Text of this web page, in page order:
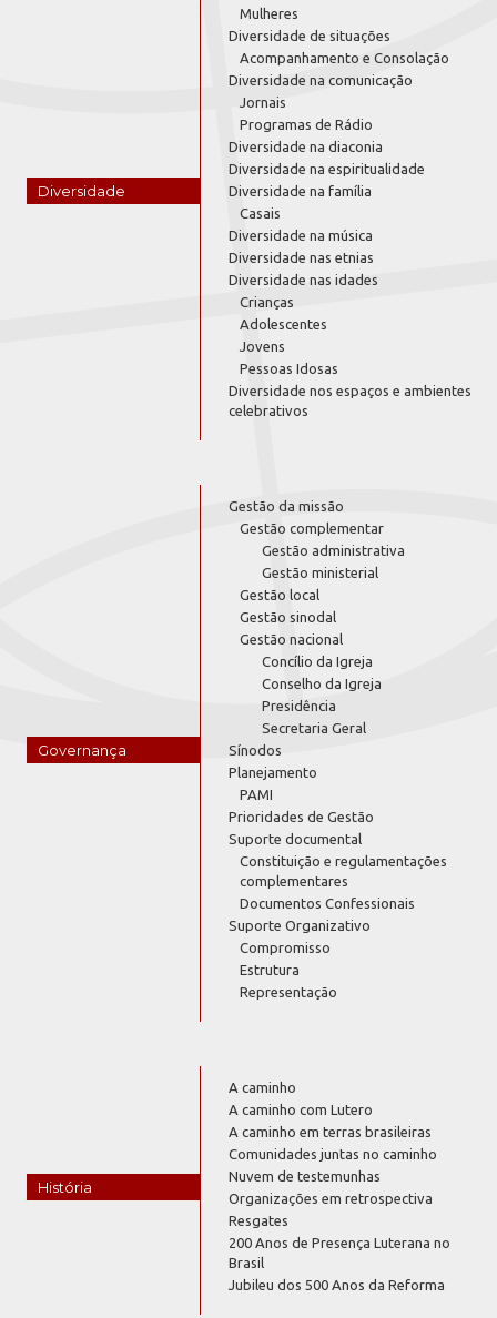
Diversidade
Mulheres
Diversidade de situações
Acompanhamento e Consolação
Diversidade na comunicação
Jornais
Programas de Rádio
Diversidade na diaconia
Diversidade na espiritualidade
Diversidade na família
Casais
Diversidade na música
Diversidade nas etnias
Diversidade nas idades
Crianças
Adolescentes
Jovens
Pessoas Idosas
Diversidade nos espaços e ambientes
celebrativos
Governança
Gestão da missão
Gestão complementar
Gestão administrativa
Gestão ministerial
Gestão local
Gestão sinodal
Gestão nacional
Concílio da Igreja
Conselho da Igreja
Presidência
Secretaria Geral
Sínodos
Planejamento
PAMI
Prioridades de Gestão
Suporte documental
Constituição e regulamentações
complementares
Documentos Confessionais
Suporte Organizativo
Compromisso
Estrutura
Representação
História
A caminho
A caminho com Lutero
A caminho em terras brasileiras
Comunidades juntas no caminho
Nuvem de testemunhas
Organizações em retrospectiva
Resgates
200 Anos de Presença Luterana no
Brasil
Jubileu dos 500 Anos da Reforma